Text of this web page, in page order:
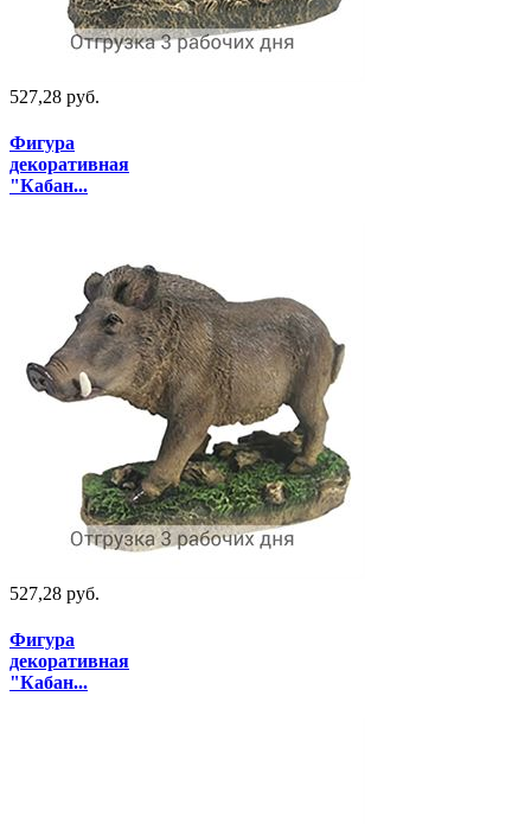
527,28 руб.
Фигура
декоративная
"Кабан...
527,28 руб.
Фигура
декоративная
"Кабан...